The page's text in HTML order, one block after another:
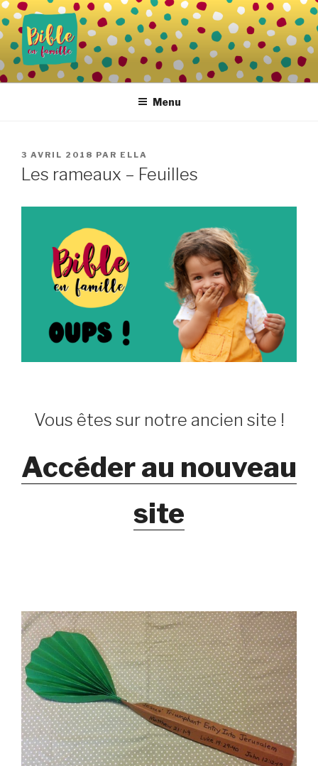
Aller
au
contenu
principal
BIBLE EN FAMILLE
Vivre la Parole de Dieu au quotidien
Menu
PUBLIÉ
LE
3 AVRIL 2018 PAR ELLA
Les rameaux – Feuilles
Vous êtes sur notre ancien site !
Accéder au nouveau
site